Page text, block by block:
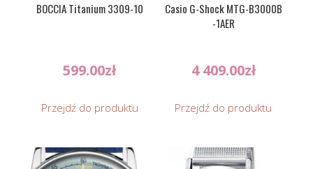
BOCCIA Titanium 3309-10
599.00zł
Przejdź do produktu
Casio G-Shock MTG-B3000B
-1AER
4 409.00zł
Przejdź do produktu